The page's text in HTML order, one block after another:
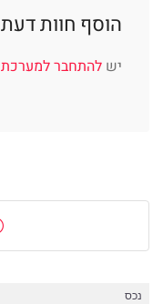
הוסף חוות דעת
יש להתחבר למערכת
נכס